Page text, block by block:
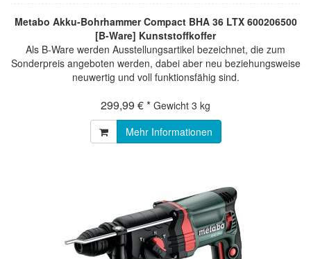
Metabo Akku-Bohrhammer Compact BHA 36 LTX 600206500
[B-Ware] Kunststoffkoffer
Als B-Ware werden Ausstellungsartikel bezeichnet, die zum
Sonderpreis angeboten werden, dabei aber neu beziehungsweise
neuwertig und voll funktionsfähig sind.
299,99 € * Gewicht 3 kg
Mehr Informationen